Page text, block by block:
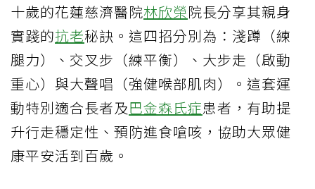
十歲的花蓮慈濟醫院林欣榮院長分享其親身
實踐的抗老秘訣。這四招分別為：淺蹲（練
腿力）、交叉步（練平衡）、大步走（啟動
重心）與大聲唱（強健喉部肌肉）。這套運
動特別適合長者及巴金森氏症患者，有助提
升行走穩定性、預防進食嗆咳，協助大眾健
康平安活到百歲。